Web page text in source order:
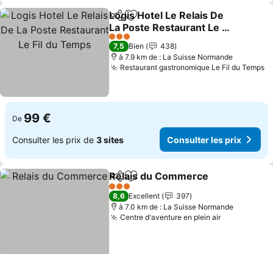
PartagerAjouter à mes favoris
Logis Hotel Le Relais De
La Poste Restaurant Le Fil
du Temps
3 Étoiles
7,5 Bien
438
à 7.9 km de : La Suisse Normande
Restaurant gastronomique Le Fil du Temps
De 99 €
Consulter les prix de 3 sites Consulter les prix
PartagerAjouter à mes favoris
Relais du Commerce
3 Étoiles
8,6 Excellent
397
à 7.0 km de : La Suisse Normande
Centre d'aventure en plein air